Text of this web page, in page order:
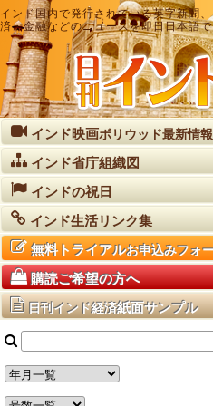
インド国内で発行されている英字新聞
済・金融などのニュースを即日日本語
インド映画ボリウッド最新情報
インド省庁組織図
インドの祝日
インド生活リンク集
無料トライアルお申込みフォ
購読ご希望の方へ
日刊インド経済紙面サンプル